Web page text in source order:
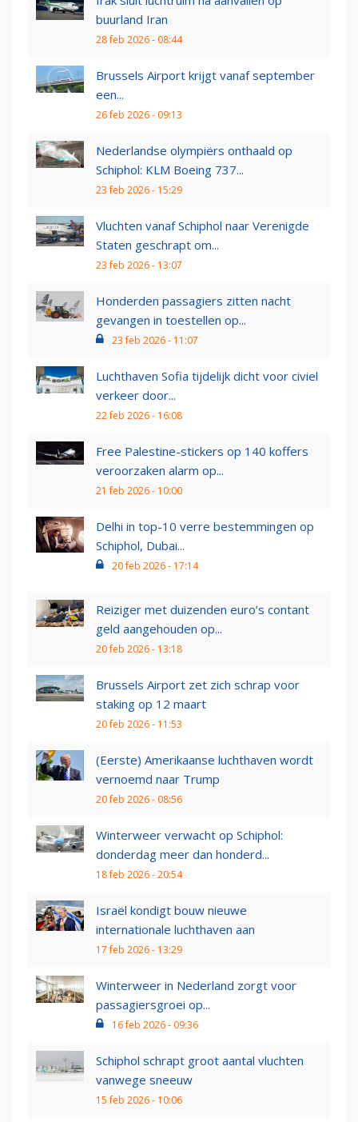
buurland Iran
28 feb 2026 - 08:44
Brussels Airport krijgt vanaf september
een...
26 feb 2026 - 09:13
Nederlandse olympiërs onthaald op
Schiphol: KLM Boeing 737...
23 feb 2026 - 15:29
Vluchten vanaf Schiphol naar Verenigde
Staten geschrapt om...
23 feb 2026 - 13:07
Honderden passagiers zitten nacht
gevangen in toestellen op...
23 feb 2026 - 11:07
Luchthaven Sofia tijdelijk dicht voor civiel
verkeer door...
22 feb 2026 - 16:08
Free Palestine-stickers op 140 koffers
veroorzaken alarm op...
21 feb 2026 - 10:00
Delhi in top-10 verre bestemmingen op
Schiphol, Dubai...
20 feb 2026 - 17:14
Reiziger met duizenden euro’s contant
geld aangehouden op...
20 feb 2026 - 13:18
Brussels Airport zet zich schrap voor
staking op 12 maart
20 feb 2026 - 11:53
(Eerste) Amerikaanse luchthaven wordt
vernoemd naar Trump
20 feb 2026 - 08:56
Winterweer verwacht op Schiphol:
donderdag meer dan honderd...
18 feb 2026 - 20:54
Israël kondigt bouw nieuwe
internationale luchthaven aan
17 feb 2026 - 13:29
Winterweer in Nederland zorgt voor
passagiersgroei op...
16 feb 2026 - 09:36
Schiphol schrapt groot aantal vluchten
vanwege sneeuw
15 feb 2026 - 10:06